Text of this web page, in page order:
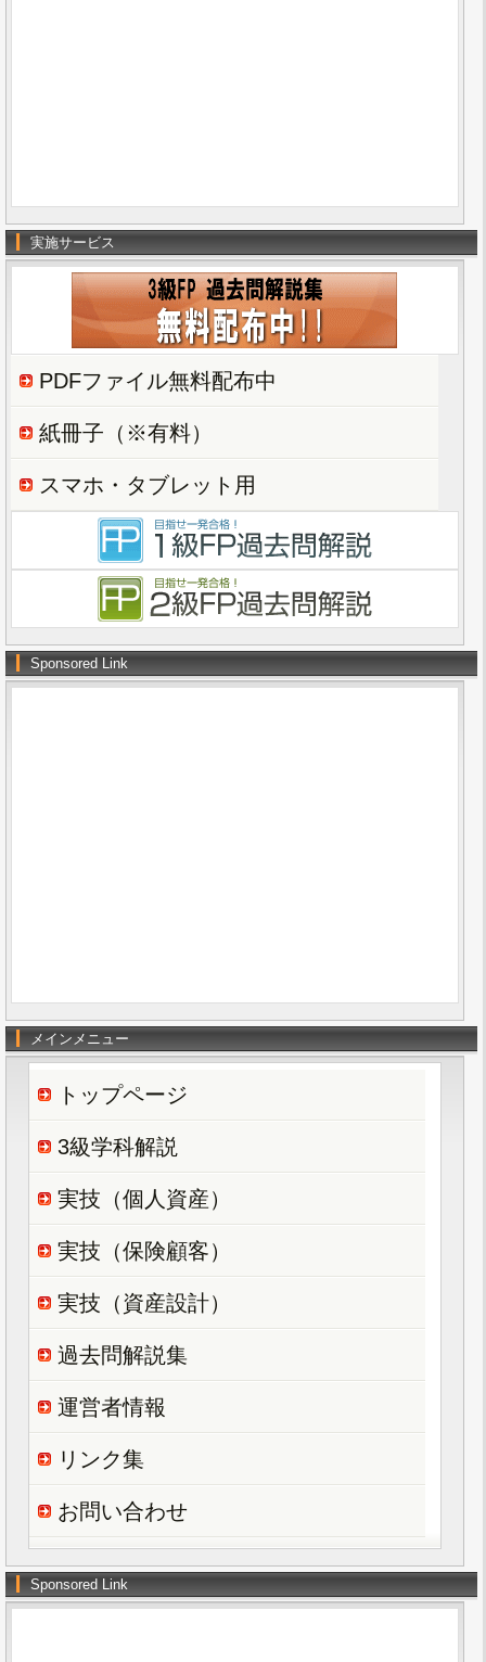
実施サービス
PDFファイル無料配布中
紙冊子（※有料）
スマホ・タブレット用
Sponsored Link
メインメニュー
トップページ
3級学科解説
実技（個人資産）
実技（保険顧客）
実技（資産設計）
過去問解説集
運営者情報
リンク集
お問い合わせ
Sponsored Link